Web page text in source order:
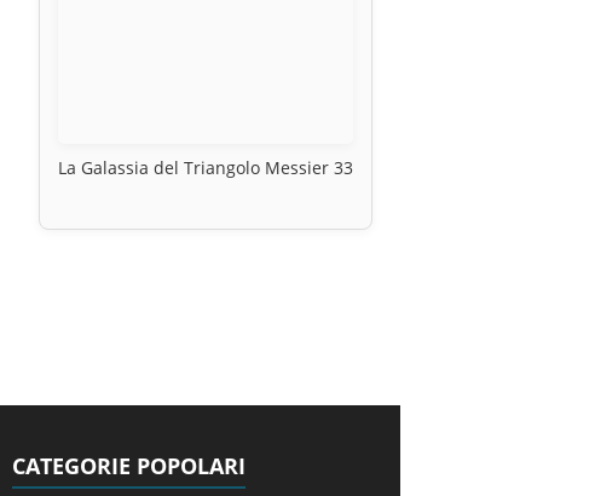
La Galassia del Triangolo Messier 33
CATEGORIE POPOLARI